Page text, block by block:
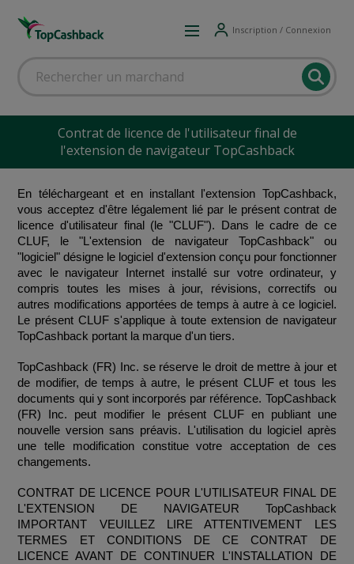
Inscription / Connexion
Contrat de licence de l'utilisateur final de
l'extension de navigateur TopCashback
En téléchargeant et en installant l'extension TopCashback,
vous acceptez d'être légalement lié par le présent contrat de
licence d'utilisateur final (le "CLUF"). Dans le cadre de ce
CLUF, le "L'extension de navigateur TopCashback" ou
"logiciel" désigne le logiciel d'extension conçu pour fonctionner
avec le navigateur Internet installé sur votre ordinateur, y
compris toutes les mises à jour, révisions, correctifs ou
autres modifications apportées de temps à autre à ce logiciel.
Le présent CLUF s'applique à toute extension de navigateur
TopCashback portant la marque d'un tiers.
TopCashback (FR) Inc. se réserve le droit de mettre à jour et
de modifier, de temps à autre, le présent CLUF et tous les
documents qui y sont incorporés par référence. TopCashback
(FR) Inc. peut modifier le présent CLUF en publiant une
nouvelle version sans préavis. L'utilisation du logiciel après
une telle modification constitue votre acceptation de ces
changements.
CONTRAT DE LICENCE POUR L'UTILISATEUR FINAL DE
L'EXTENSION DE NAVIGATEUR TopCashback
IMPORTANT VEUILLEZ LIRE ATTENTIVEMENT LES
TERMES ET CONDITIONS DE CE CONTRAT DE
LICENCE AVANT DE CONTINUER L'INSTALLATION DE